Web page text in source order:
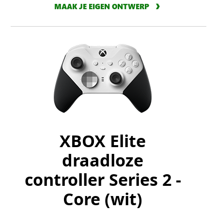
MAAK JE EIGEN ONTWERP
XBOX Elite
draadloze
controller Series 2 -
Core (wit)